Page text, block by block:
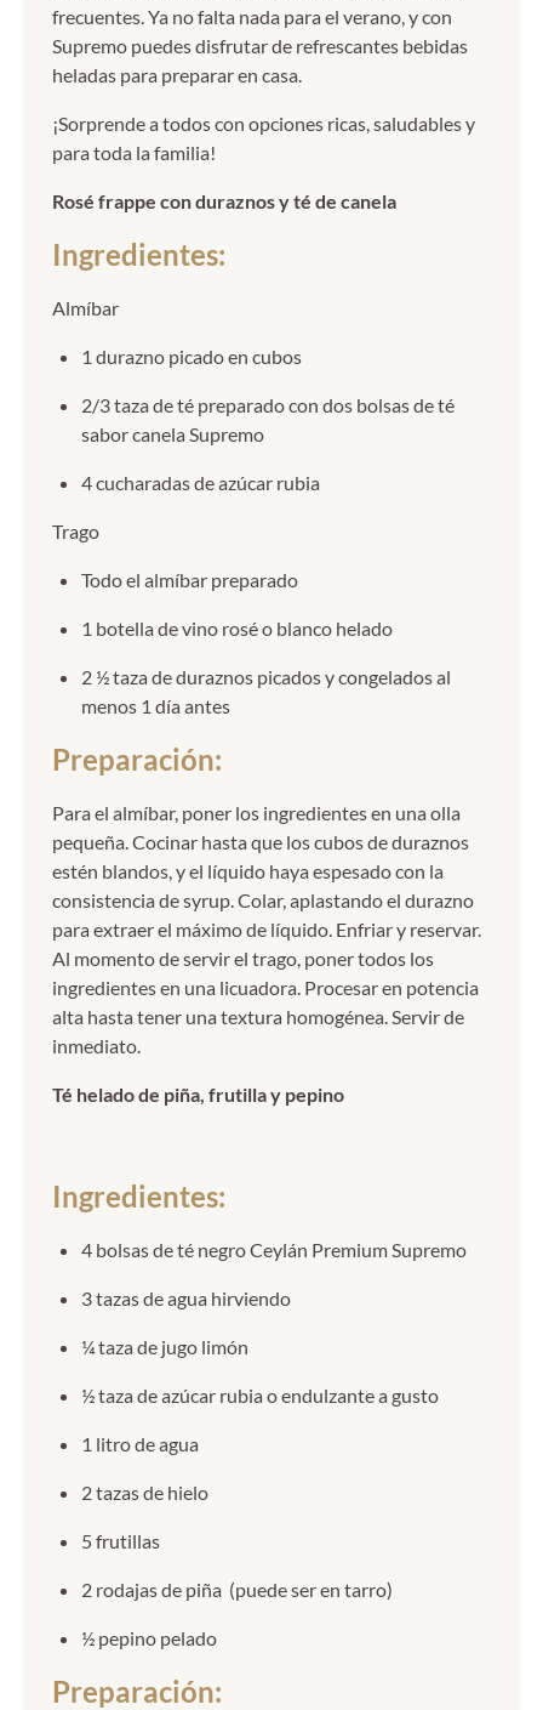
frecuentes. Ya no falta nada para el verano, y con
Supremo puedes disfrutar de refrescantes bebidas
heladas para preparar en casa.
¡Sorprende a todos con opciones ricas, saludables y
para toda la familia!
Rosé frappe con duraznos y té de canela
Ingredientes:
Almíbar
1 durazno picado en cubos
2/3 taza de té preparado con dos bolsas de té
sabor canela Supremo
4 cucharadas de azúcar rubia
Trago
Todo el almíbar preparado
1 botella de vino rosé o blanco helado
2 ½ taza de duraznos picados y congelados al
menos 1 día antes
Preparación:
Para el almíbar, poner los ingredientes en una olla
pequeña. Cocinar hasta que los cubos de duraznos
estén blandos, y el líquido haya espesado con la
consistencia de syrup. Colar, aplastando el durazno
para extraer el máximo de líquido. Enfriar y reservar.
Al momento de servir el trago, poner todos los
ingredientes en una licuadora. Procesar en potencia
alta hasta tener una textura homogénea. Servir de
inmediato.
Té helado de piña, frutilla y pepino
Ingredientes:
4 bolsas de té negro Ceylán Premium Supremo
3 tazas de agua hirviendo
¼ taza de jugo limón
½ taza de azúcar rubia o endulzante a gusto
1 litro de agua
2 tazas de hielo
5 frutillas
2 rodajas de piña (puede ser en tarro)
½ pepino pelado
Preparación: